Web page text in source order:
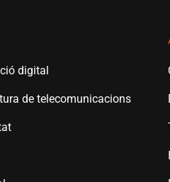
digital
de telecomunicacions